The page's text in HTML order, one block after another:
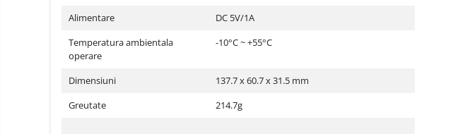
Piese si accesorii
electrice
Smart Home
Produse Ingrijire Personala
Alimentare
DC 5V/1A
Temperatura ambientala
operare
-10°C ~ +55°C
Dimensiuni
137.7 x 60.7 x 31.5 mm
Greutate
214.7g